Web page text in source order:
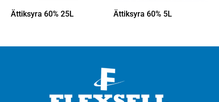
Ättiksyra 60% 25L Ättiksyra 60% 5L